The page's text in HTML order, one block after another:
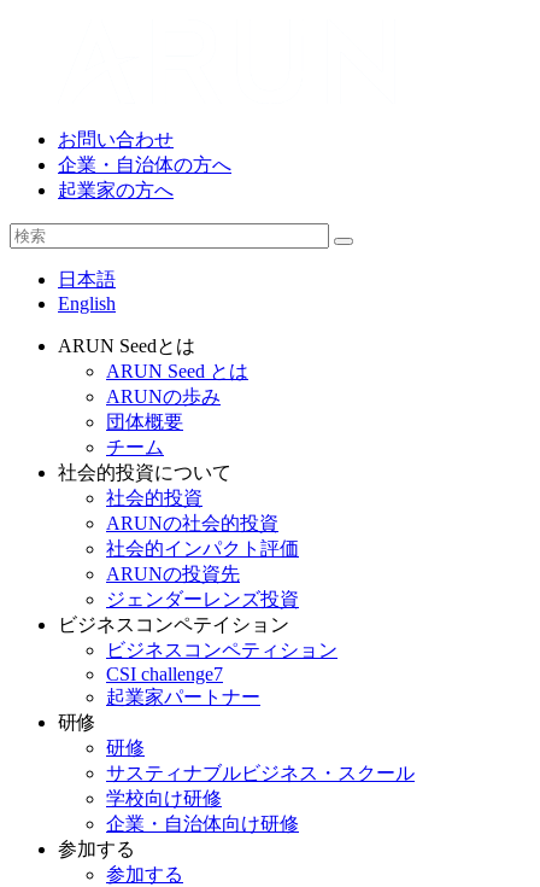
お問い合わせ
企業・自治体の方へ
起業家の方へ
日本語
English
ARUN Seedとは
ARUN Seed とは
ARUNの歩み
団体概要
チーム
社会的投資について
社会的投資
ARUNの社会的投資
社会的インパクト評価
ARUNの投資先
ジェンダーレンズ投資
ビジネスコンペテイション
ビジネスコンペティション
CSI challenge7
起業家パートナー
研修
研修
サスティナブルビジネス・スクール
学校向け研修
企業・自治体向け研修
参加する
参加する